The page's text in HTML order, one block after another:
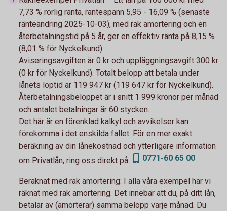
7,73 % rörlig ränta, räntespann 5,95 - 16,09 % (senaste
ränteändring 2025-10-03), med rak amortering och en
återbetalningstid på 5 år, ger en effektiv ränta på 8,15 %
(8,01 % för Nyckelkund).
Aviseringsavgiften är 0 kr och uppläggningsavgift 300 kr
(0 kr för Nyckelkund). Totalt belopp att betala under
lånets löptid är 119 947 kr (119 647 kr för Nyckelkund).
Återbetalningsbeloppet är i snitt 1 999 kronor per månad
och antalet betalningar är 60 stycken.
Det här är en förenklad kalkyl och avvikelser kan
förekomma i det enskilda fallet. För en mer exakt
beräkning av din lånekostnad och ytterligare information
om Privatlån, ring oss direkt på
0771-60 65 00.
Beräknat med rak amortering: I alla våra exempel har vi
räknat med rak amortering. Det innebär att du, på ditt lån,
betalar av (amorterar) samma belopp varje månad. Du